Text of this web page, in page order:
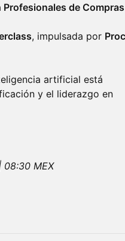
de Compras
, impulsada por
artificial está
y el liderazgo en
08:30 MEX